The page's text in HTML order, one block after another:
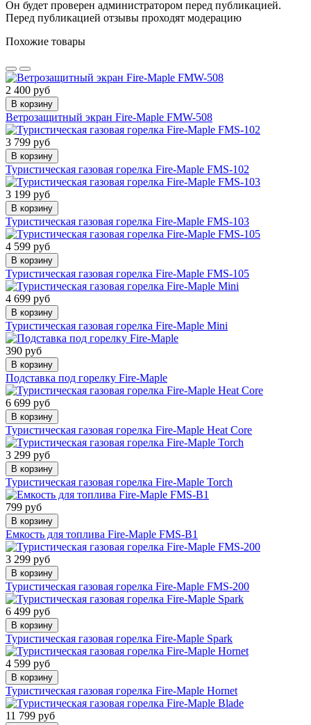
Он будет проверен администратором перед публикацией.
Перед публикацией отзывы проходят модерацию
Похожие товары
2 400 руб
В корзину
Ветрозащитный экран Fire-Maple FMW-508
3 799 руб
В корзину
Туристическая газовая горелка Fire-Maple FMS-102
3 199 руб
В корзину
Туристическая газовая горелка Fire-Maple FMS-103
4 599 руб
В корзину
Туристическая газовая горелка Fire-Maple FMS-105
4 699 руб
В корзину
Туристическая газовая горелка Fire-Maple Mini
390 руб
В корзину
Подставка под горелку Fire-Maple
6 699 руб
В корзину
Туристическая газовая горелка Fire-Maple Heat Core
3 299 руб
В корзину
Туристическая газовая горелка Fire-Maple Torch
799 руб
В корзину
Емкость для топлива Fire-Maple FMS-B1
3 299 руб
В корзину
Туристическая газовая горелка Fire-Maple FMS-200
6 499 руб
В корзину
Туристическая газовая горелка Fire-Maple Spark
4 599 руб
В корзину
Туристическая газовая горелка Fire-Maple Hornet
11 799 руб